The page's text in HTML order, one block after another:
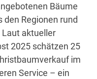
Bäume
Regionen rund
Laut aktueller
2025 schätzen 25
im
Service – ein